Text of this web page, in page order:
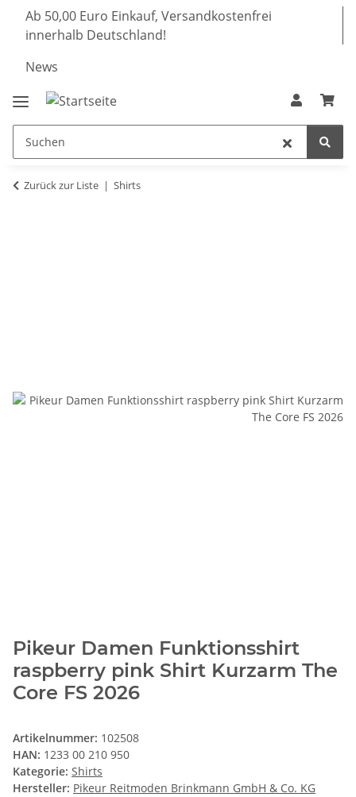
Ab 50,00 Euro Einkauf, Versandkostenfrei
innerhalb Deutschland!
News
Zurück zur Liste Shirts
Pikeur Damen Funktionsshirt
raspberry pink Shirt Kurzarm The
Core FS 2026
Artikelnummer: 102508
HAN: 1233 00 210 950
Kategorie: Shirts
Hersteller: Pikeur Reitmoden Brinkmann GmbH & Co. KG